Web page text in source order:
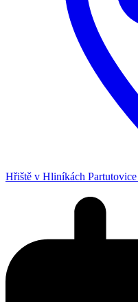
Hřiště v Hliníkách